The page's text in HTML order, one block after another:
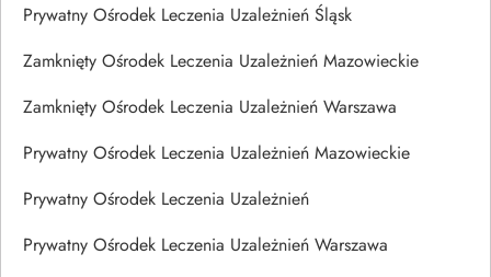
Prywatny Ośrodek Leczenia Uzależnień Śląsk
Zamknięty Ośrodek Leczenia Uzależnień Mazowieckie
Zamknięty Ośrodek Leczenia Uzależnień Warszawa
Prywatny Ośrodek Leczenia Uzależnień Mazowieckie
Prywatny Ośrodek Leczenia Uzależnień
Prywatny Ośrodek Leczenia Uzależnień Warszawa